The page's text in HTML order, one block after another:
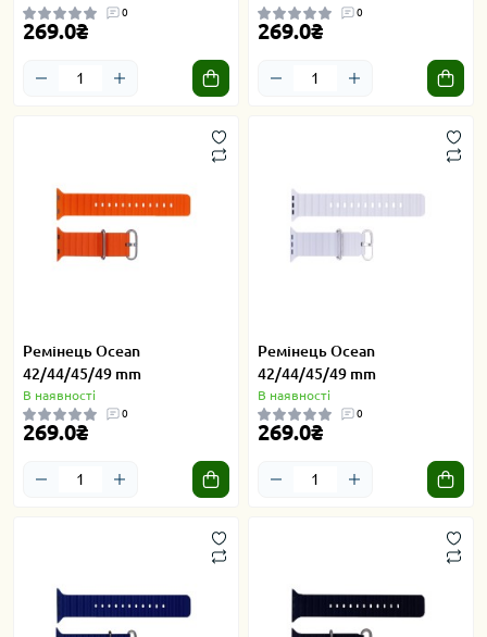
0
269.0₴
0
269.0₴
Ремінець Ocean
42/44/45/49 mm
В наявності
0
269.0₴
Ремінець Ocean
42/44/45/49 mm
В наявності
0
269.0₴